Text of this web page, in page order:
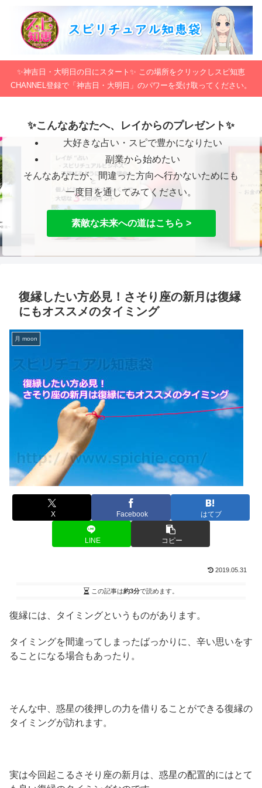
✨神吉日・大明日の日にスタート✨ この場所をクリックしスピ知恵
CHANNEL登録で「神吉日・大明日」のパワーを受け取ってください。
✨こんなあなたへ、レイからのプレゼント✨
大好きな占い・スピで豊かになりたい
副業から始めたい
そんなあなたが、間違った方向へ行かないためにも
一度目を通してみてください。
素敵な未来への道はこちら >
復縁したい方必見！さそり座の新月は復縁
にもオススメのタイミング
月 moon
X Facebook はてブ
LINE コピー
2019.05.31
この記事は約3分で読めます。
復縁には、タイミングというものがあります。
タイミングを間違ってしまったばっかりに、辛い思いをす
ることになる場合もあったり。
そんな中、惑星の後押しの力を借りることができる復縁の
タイミングが訪れます。
実は今回起こるさそり座の新月は、惑星の配置的にはとて